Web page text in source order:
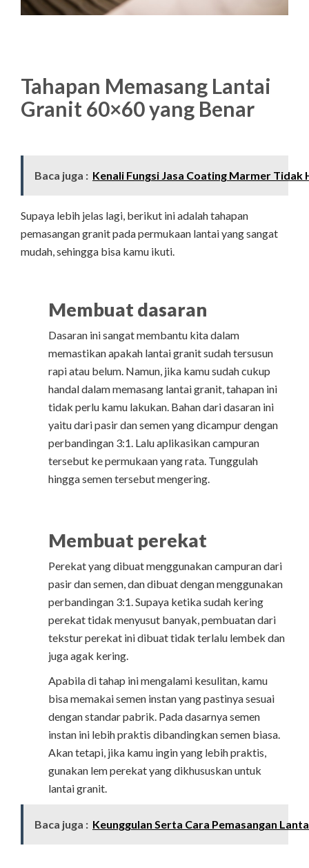
Tahapan Memasang Lantai
Granit 60×60 yang Benar
Baca juga : Kenali Fungsi Jasa Coating Marmer
Supaya lebih jelas lagi, berikut ini adalah tahapan
pemasangan granit pada permukaan lantai yang sangat
mudah, sehingga bisa kamu ikuti.
Membuat dasaran
Dasaran ini sangat membantu kita dalam
memastikan apakah lantai granit sudah tersusun
rapi atau belum. Namun, jika kamu sudah cukup
handal dalam memasang lantai granit, tahapan ini
tidak perlu kamu lakukan. Bahan dari dasaran ini
yaitu dari pasir dan semen yang dicampur dengan
perbandingan 3:1. Lalu aplikasikan campuran
tersebut ke permukaan yang rata. Tunggulah
hingga semen tersebut mengering.
Membuat perekat
Perekat yang dibuat menggunakan campuran dari
pasir dan semen, dan dibuat dengan menggunakan
perbandingan 3:1. Supaya ketika sudah kering
perekat tidak menyusut banyak, pembuatan dari
tekstur perekat ini dibuat tidak terlalu lembek dan
juga agak kering.
Apabila di tahap ini mengalami kesulitan, kamu
bisa memakai semen instan yang pastinya sesuai
dengan standar pabrik. Pada dasarnya semen
instan ini lebih praktis dibandingkan semen biasa.
Akan tetapi, jika kamu ingin yang lebih praktis,
gunakan lem perekat yang dikhususkan untuk
lantai granit.
Baca juga : Keunggulan Serta Cara Pemasangan